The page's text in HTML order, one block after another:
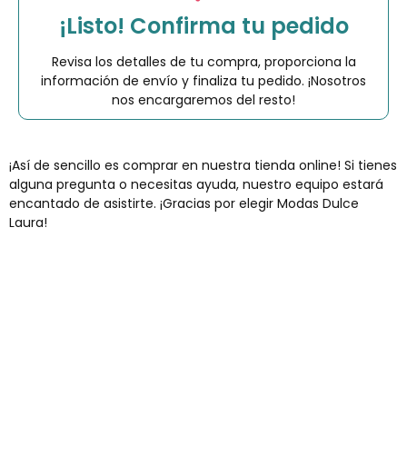
¡Listo! Confirma tu pedido
Revisa los detalles de tu compra, proporciona la
información de envío y finaliza tu pedido. ¡Nosotros
nos encargaremos del resto!
¡Así de sencillo es comprar en nuestra tienda online! Si tienes
alguna pregunta o necesitas ayuda, nuestro equipo estará
encantado de asistirte. ¡Gracias por elegir Modas Dulce
Laura!